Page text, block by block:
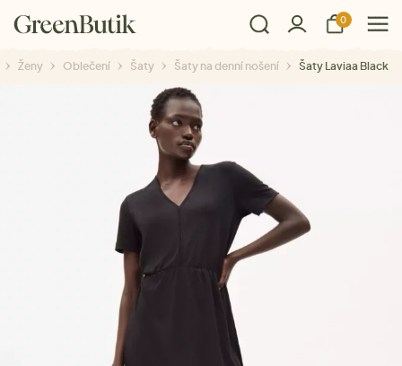
0
Ženy Oblečení Šaty Šaty na denní nošení Šaty Laviaa Black